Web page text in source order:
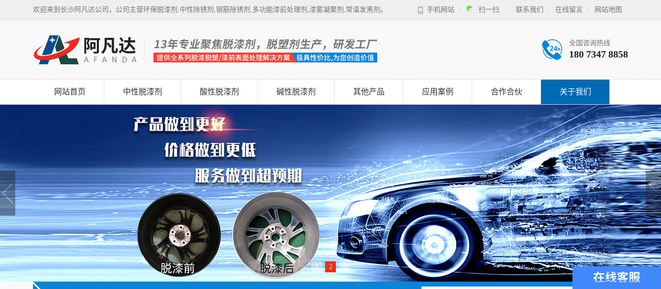
欢迎来到长沙阿凡达公司，公司主营环保脱漆剂,中性除锈剂,钢筋除锈剂,多功能漆前处理剂,漆雾凝聚剂,常温发黑剂。 联系我们 在线留言 网站地图
手机网站 扫一扫
全国咨询热线
180 7347 8858
网站首页 中性脱漆剂 酸性脱漆剂 碱性脱漆剂 其他产品 应用案例 合作合伙 关于我们
1 2 3